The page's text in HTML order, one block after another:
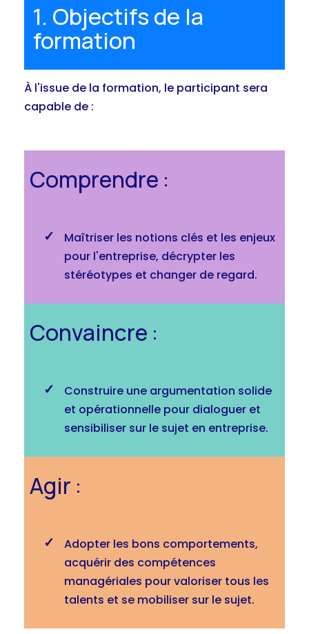
1. Objectifs de la
formation
À l'issue de la formation, le participant sera
capable de :
Comprendre :
Maîtriser les notions clés et les enjeux
pour l'entreprise, décrypter les
stéréotypes et changer de regard.
Convaincre :
Construire une argumentation solide
et opérationnelle pour dialoguer et
sensibiliser sur le sujet en entreprise.
Agir :
Adopter les bons comportements,
acquérir des compétences
managériales pour valoriser tous les
talents et se mobiliser sur le sujet.